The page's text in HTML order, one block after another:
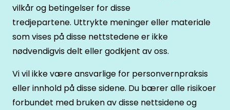
vilkår og betingelser for disse
tredjepartene. Uttrykte meninger eller materiale
som vises på disse nettstedene er ikke
nødvendigvis delt eller godkjent av oss.
Vi vil ikke være ansvarlige for personvernpraksis
eller innhold på disse sidene. Du bærer alle risikoer
forbundet med bruken av disse nettsidene og